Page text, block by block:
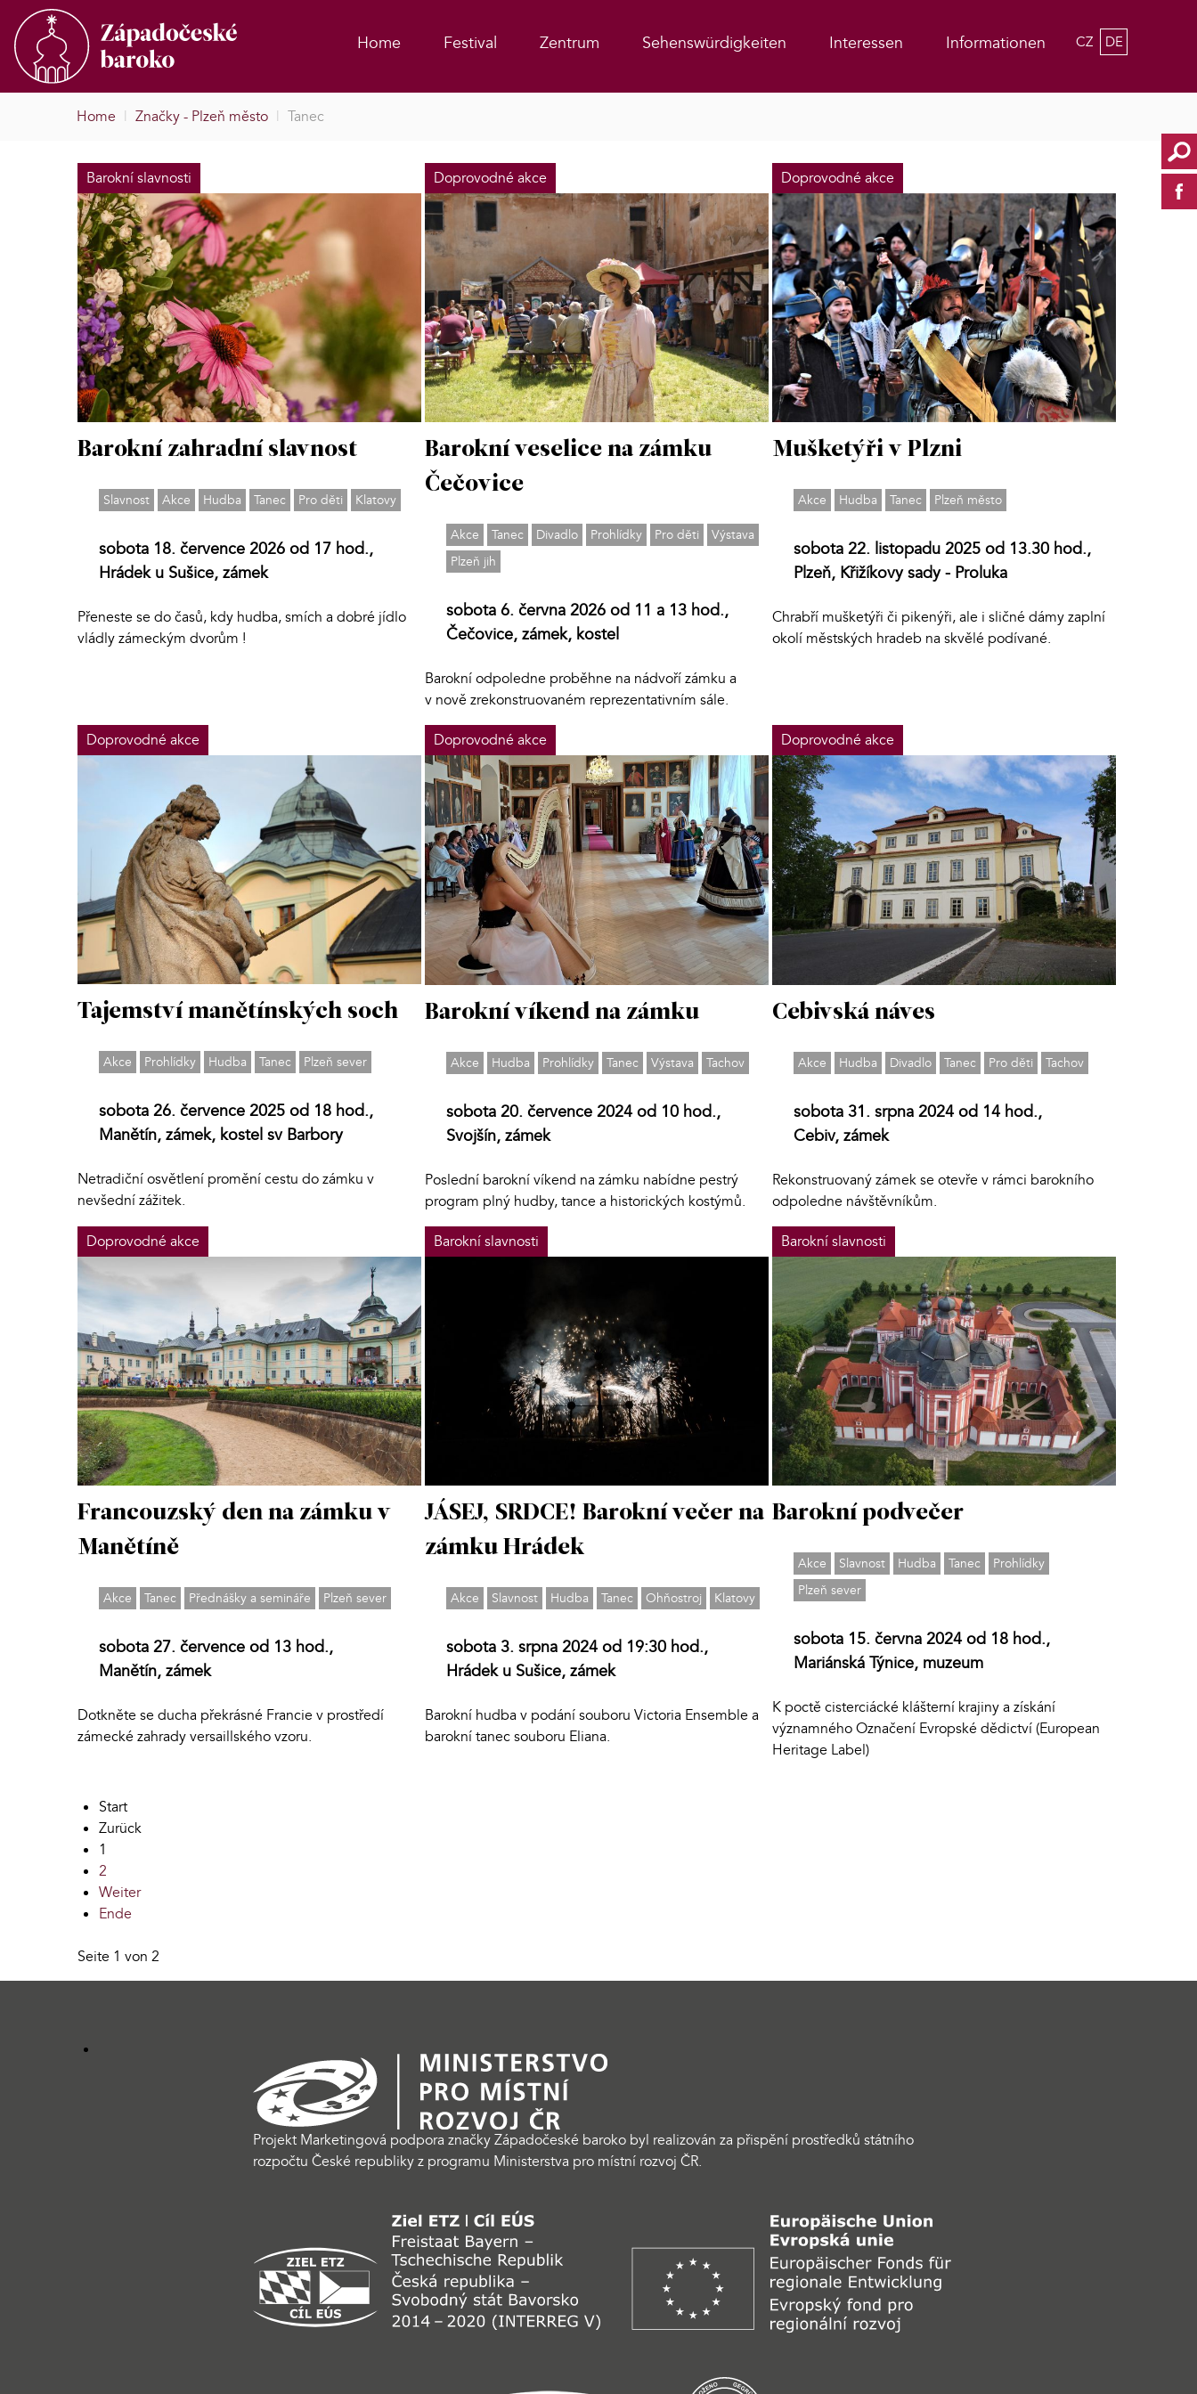
Home Festival Zentrum Sehenswürdigkeiten Interessen Informationen CZ DE
Home | Značky - Plzeň město | Tanec
Barokní slavnosti
Barokní zahradní slavnost
Slavnost Akce Hudba Tanec Pro děti Klatovy
sobota 18. července 2026 od 17 hod.,
Hrádek u Sušice, zámek
Přeneste se do časů, kdy hudba, smích a dobré jídlo
vládly zámeckým dvorům !
Doprovodné akce
Barokní veselice na zámku
Čečovice
Akce Tanec Divadlo Prohlídky Pro děti
Výstava
Plzeň jih
sobota 6. června 2026 od 11 a 13 hod.,
Čečovice, zámek, kostel
Barokní odpoledne proběhne na nádvoří zámku a
v nově zrekonstruovaném reprezentativním sále.
Doprovodné akce
Mušketýři v Plzni
Akce Hudba Tanec Plzeň město
sobota 22. listopadu 2025 od 13.30 hod.,
Plzeň, Křižíkovy sady - Proluka
Chrabří mušketýři či pikenýři, ale i sličné dámy zaplní
okolí městských hradeb na skvělé podívané.
Doprovodné akce
Tajemství manětínských soch
Akce Prohlídky Hudba Tanec Plzeň sever
sobota 26. července 2025 od 18 hod.,
Manětín, zámek, kostel sv Barbory
Netradiční osvětlení promění cestu do zámku v
nevšední zážitek.
Doprovodné akce
Barokní víkend na zámku
Akce Hudba Prohlídky Tanec Výstava Tachov
sobota 20. července 2024 od 10 hod.,
Svojšín, zámek
Poslední barokní víkend na zámku nabídne pestrý
program plný hudby, tance a historických kostýmů.
Doprovodné akce
Cebivská náves
Akce Hudba Divadlo Tanec Pro děti Tachov
sobota 31. srpna 2024 od 14 hod.,
Cebiv, zámek
Rekonstruovaný zámek se otevře v rámci barokního
odpoledne návštěvníkům.
Doprovodné akce
Francouzský den na zámku v
Manětíně
Akce Tanec Přednášky a semináře Plzeň sever
sobota 27. července od 13 hod.,
Manětín, zámek
Dotkněte se ducha překrásné Francie v prostředí
zámecké zahrady versaillského vzoru.
Barokní slavnosti
JÁSEJ, SRDCE! Barokní večer na
zámku Hrádek
Akce Slavnost Hudba Tanec Ohňostroj Klatovy
sobota 3. srpna 2024 od 19:30 hod.,
Hrádek u Sušice, zámek
Barokní hudba v podání souboru Victoria Ensemble a
barokní tanec souboru Eliana.
Barokní slavnosti
Barokní podvečer
Akce Slavnost Hudba Tanec
Prohlídky
Plzeň sever
sobota 15. června 2024 od 18 hod.,
Mariánská Týnice, muzeum
K poctě cisterciácké klášterní krajiny a získání
významného Označení Evropské dědictví (European
Heritage Label)
Start
Zurück
1
2
Weiter
Ende
Seite 1 von 2
Projekt Marketingová podpora značky Západočeské baroko byl realizován za přispění prostředků státního
rozpočtu České republiky z programu Ministerstva pro místní rozvoj ČR.